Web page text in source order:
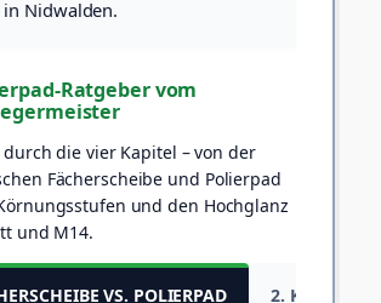
in Nidwalden.
Ratgeber vom
die vier Kapitel – von der
Fächerscheibe und Polierpad
und den Hochglanz
und M14.
VS. POLIERPAD 2.